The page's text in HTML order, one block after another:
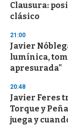
Clausura:
clásico
21:00
Javier
lumínica,
apresurada"
20:48
Javier Feres
Torque y
juega y